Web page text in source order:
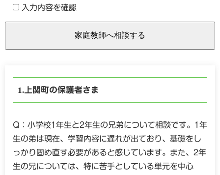
入力内容を確認
上関町の保護者さま
Q：小学校1年生と2年生の兄弟について相談です。1年
生の弟は現在、学習内容に遅れが出ており、基礎をし
っかり固め直す必要があると感じています。また、2年
生の兄については、特に苦手としている単元を中心